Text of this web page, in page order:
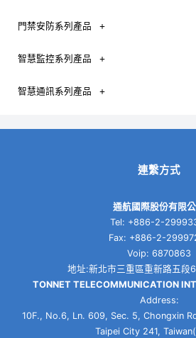
門禁安防系列產品
智慧監控系列產品
智慧通訊系列產品
連繫方式
通航國際股份有限
Tel: +886-2-
Fax: +886-2-
Voip: 6870863
地址:新北市三重區重新路五段
TONNET TELECOMMUNICATION
Address:
10F., No.6, Ln. 609, Sec. 5, Chongxin
Taipei City 241,